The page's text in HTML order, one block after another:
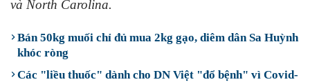
và North Carolina.
Bán 50kg muối chỉ đủ mua 2kg gạo, diêm dân Sa Huỳnh
khóc ròng
Các "liều thuốc" dành cho DN Việt "đổ bệnh" vì Covid-